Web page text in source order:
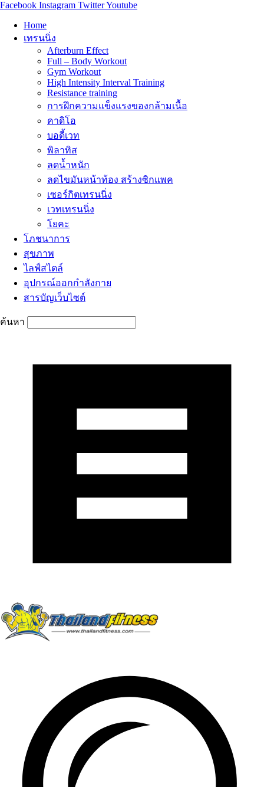
Facebook Instagram TwitterYoutube
Home
เทรนนิ่ง
Afterburn Effect
Full – Body Workout
Gym Workout
High Intensity Interval Training
Resistance training
การฝึกความแข็งแรงของกล้ามเนื้อ
คาดิโอ
บอดี้เวท
พิลาทิส
ลดน้ำหนัก
ลดไขมันหน้าท้อง สร้างซิกแพค
เซอร์กิตเทรนนิ่ง
เวทเทรนนิ่ง
โยคะ
โภชนาการ
สุขภาพ
ไลฟ์สไตล์
อุปกรณ์ออกกำลังกาย
สารบัญเว็บไซต์
ค้นหา